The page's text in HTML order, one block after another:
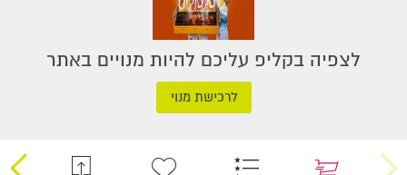
לצפיה בקליפ עליכם להיות מנויים באתר
לרכישת מנוי